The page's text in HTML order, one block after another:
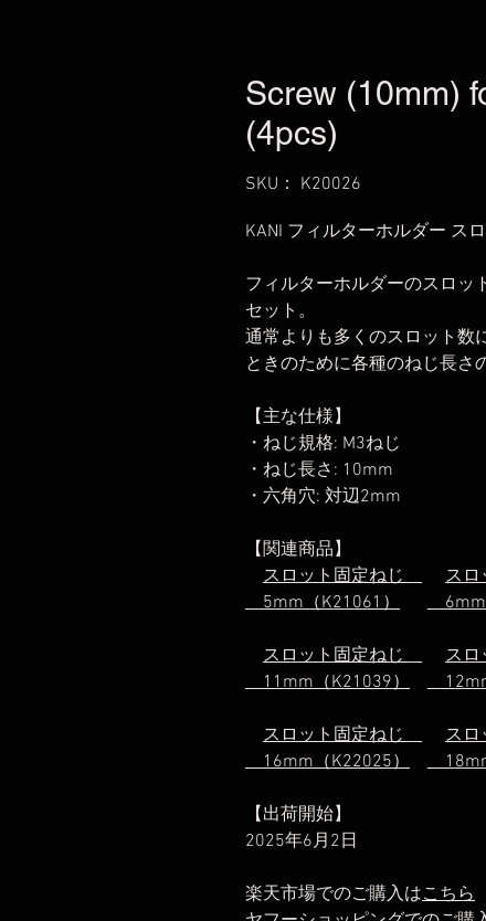
Screw (10mm)
(4pcs)
SKU： K20026
KANI フィルターホルダー ス
フィルターホルダーのスロッ
セット。
通常よりも多くのスロット数
ときのために各種のねじ長さ
【主な仕様】
・ねじ規格: M3ねじ
・ねじ長さ: 10mm
・六角穴: 対辺2mm
【関連商品】
スロット固定ねじ
5mm（K21061）
ス
6mm
スロット固定ねじ
11mm（K21039）
ス
スロット固定ねじ
16mm（K22025）
ス
【出荷開始】
2025年6月2日
楽天市場でのご購入はこちら